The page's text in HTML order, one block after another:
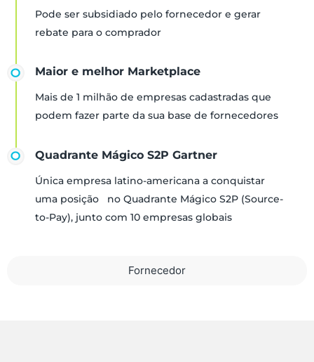
Fornecedor
Pode ser subsidiado pelo fornecedor e gerar
rebate para o comprador
Maior e melhor Marketplace
Mais de 1 milhão de empresas cadastradas que
podem fazer parte da sua base de fornecedores
Quadrante Mágico S2P Gartner
Única empresa latino-americana a conquistar
uma posição no Quadrante Mágico S2P (Source-
to-Pay), junto com 10 empresas globais